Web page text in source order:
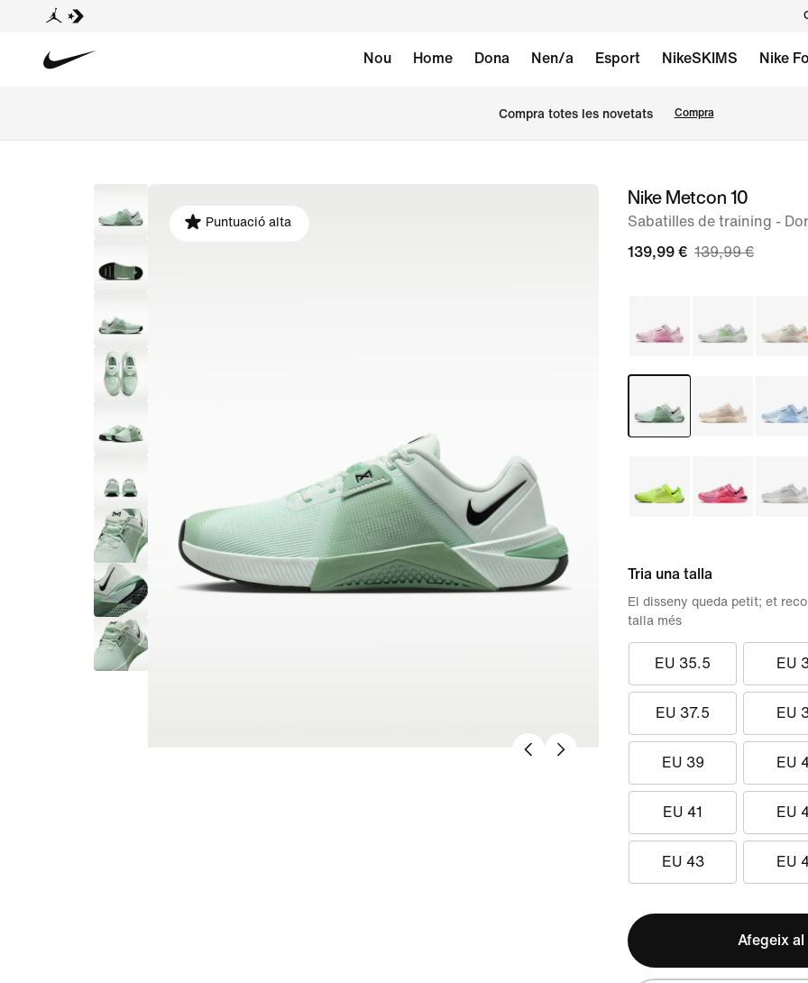
Nou Home Dona Nen/a Esport NikeSKIMS Nike
Compra totes les novetats Compra
Imatge
Puntuació alta
Nike Metcon 10
Sabatilles de training -
139,99 € 139,99 €
Tria una talla
EU 35.5 EU
EU 37.5 EU
EU 39 EU
EU 41 EU
EU 43 EU
El disseny queda petit; et
talla més
Afegeix